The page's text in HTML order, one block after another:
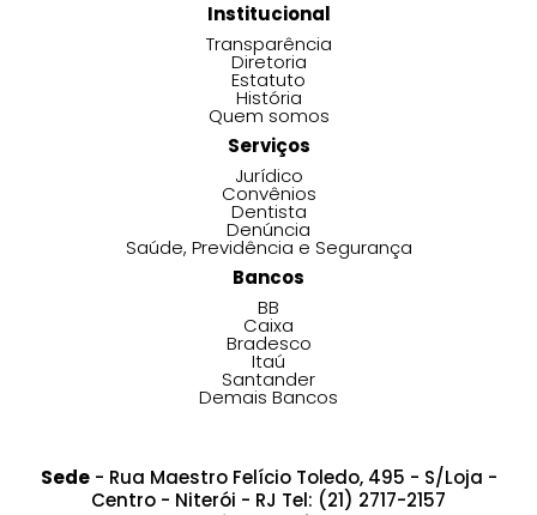
Institucional
Transparência
Diretoria
Estatuto
História
Quem somos
Serviços
Jurídico
Convênios
Dentista
Denúncia
Saúde, Previdência e Segurança
Bancos
BB
Caixa
Bradesco
Itaú
Santander
Demais Bancos
Sede- Rua Maestro Felício Toledo, 495 - S/Loja -
Centro - Niterói - RJ Tel: (21) 2717-2157